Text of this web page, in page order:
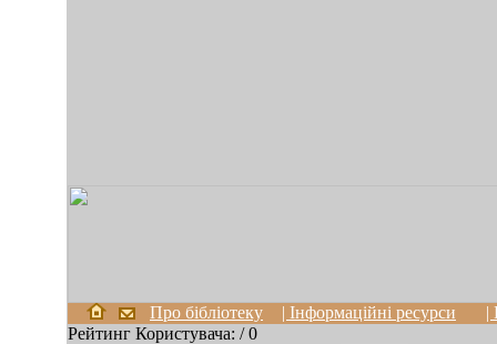
Про бібліотеку | Інформаційні ресурси
|
Рейтинг Користувача: / 0